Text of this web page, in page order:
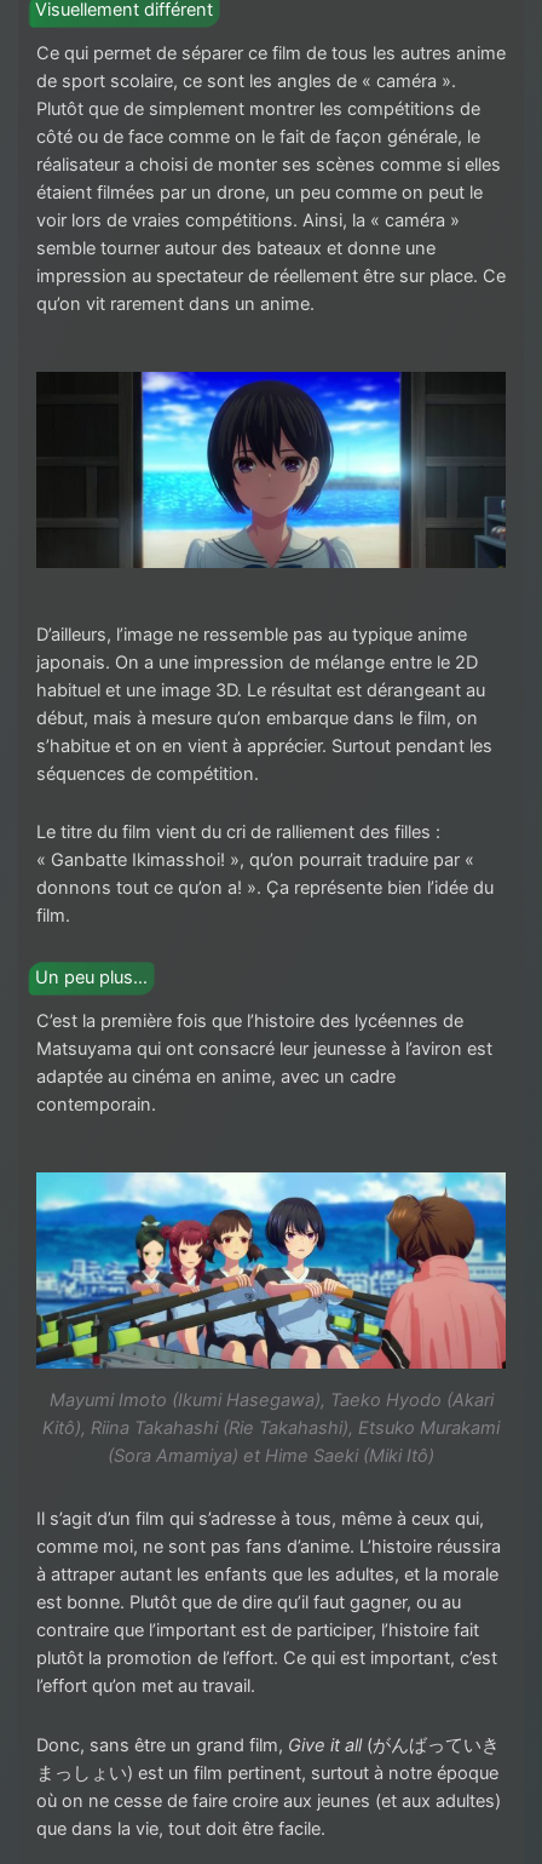
Visuellement différent
Ce qui permet de séparer ce film de tous les autres anime
de sport scolaire, ce sont les angles de « caméra ».
Plutôt que de simplement montrer les compétitions de
côté ou de face comme on le fait de façon générale, le
réalisateur a choisi de monter ses scènes comme si elles
étaient filmées par un drone, un peu comme on peut le
voir lors de vraies compétitions. Ainsi, la « caméra »
semble tourner autour des bateaux et donne une
impression au spectateur de réellement être sur place. Ce
qu’on vit rarement dans un anime.
D’ailleurs, l’image ne ressemble pas au typique anime
japonais. On a une impression de mélange entre le 2D
habituel et une image 3D. Le résultat est dérangeant au
début, mais à mesure qu’on embarque dans le film, on
s’habitue et on en vient à apprécier. Surtout pendant les
séquences de compétition.
Le titre du film vient du cri de ralliement des filles :
« Ganbatte Ikimasshoi! », qu’on pourrait traduire par «
donnons tout ce qu’on a! ». Ça représente bien l’idée du
film.
Un peu plus…
C’est la première fois que l’histoire des lycéennes de
Matsuyama qui ont consacré leur jeunesse à l’aviron est
adaptée au cinéma en anime, avec un cadre
contemporain.
Mayumi Imoto (Ikumi Hasegawa), Taeko Hyodo (Akari
Kitô), Riina Takahashi (Rie Takahashi), Etsuko Murakami
(Sora Amamiya) et Hime Saeki (Miki Itô)
Il s’agit d’un film qui s’adresse à tous, même à ceux qui,
comme moi, ne sont pas fans d’anime. L’histoire réussira
à attraper autant les enfants que les adultes, et la morale
est bonne. Plutôt que de dire qu’il faut gagner, ou au
contraire que l’important est de participer, l’histoire fait
plutôt la promotion de l’effort. Ce qui est important, c’est
l’effort qu’on met au travail.
Donc, sans être un grand film, Give it all(がんばっていき
まっしょい) est un film pertinent, surtout à notre époque
où on ne cesse de faire croire aux jeunes (et aux adultes)
que dans la vie, tout doit être facile.